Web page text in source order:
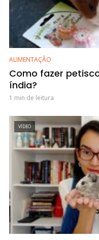
ALIMENTAÇÃO
Como fazer
índia?
1 min de leitura
VÍDEO